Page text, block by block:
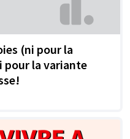
(ni pour la
pour la variante